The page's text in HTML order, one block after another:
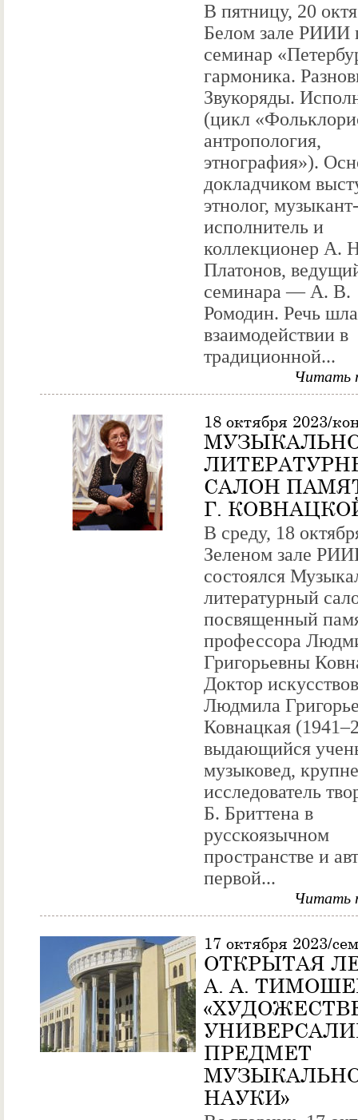
В пятницу, 20
Белом зале РИИИ
семинар
гармоника.
Звукоряды.
(цикл
антропология,
этнография»).
докладчиком
этнолог, музыкант-
исполнитель и
коллекционер А.
Платонов,
семинара — А. В.
Ромодин. Речь
взаимодействии в
традиционной...
Читать
18 октября 2023/
САЛОН
Г.
В среду, 18
Зеленом зале
состоялся
литературный
посвященный
профессора
Григорьевны
Доктор
Людмила
Ковнацкая
выдающийся
музыковед,
исследователь
Б. Бриттена в
русскоязычном
пространстве и
первой...
Читать
17 октября 2023/
ОТКРЫТАЯ
А. А.
ПРЕДМЕТ
НАУКИ»